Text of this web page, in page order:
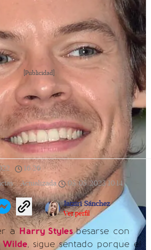
[Publicidad]
16:26
| Actualizada 05/05/2023 10:14
Jatziri Sánchez
Ver perfil
aHarry Stylesbesarse con
, sigue sentado porque el